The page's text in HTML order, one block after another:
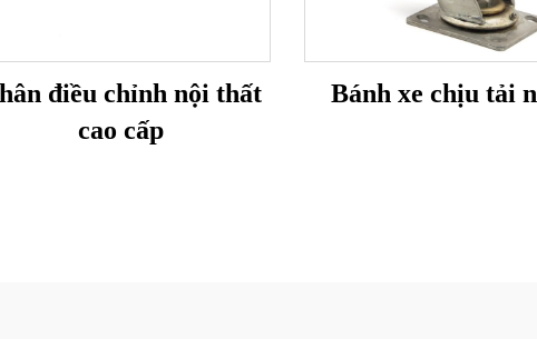
điều chỉnh nội thất
cao cấp
Bánh xe chịu tải